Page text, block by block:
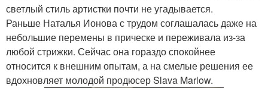
светлый стиль артистки почти не угадывается.
Раньше Наталья Ионова с трудом соглашалась даже на
небольшие перемены в прическе и переживала из-за
любой стрижки. Сейчас она гораздо спокойнее
относится к внешним опытам, а на смелые решения ее
вдохновляет молодой продюсер Slava Marlow.